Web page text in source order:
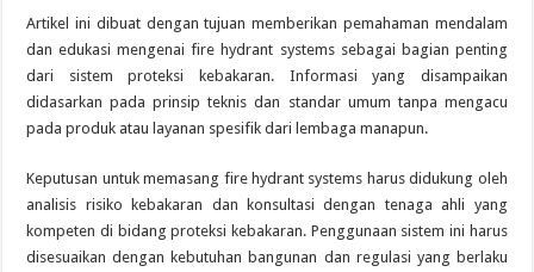
Artikel ini dibuat dengan tujuan memberikan pemahaman mendalam
dan edukasi mengenai fire hydrant systems sebagai bagian penting
dari sistem proteksi kebakaran. Informasi yang disampaikan
didasarkan pada prinsip teknis dan standar umum tanpa mengacu
pada produk atau layanan spesifik dari lembaga manapun.
Keputusan untuk memasang fire hydrant systems harus didukung oleh
analisis risiko kebakaran dan konsultasi dengan tenaga ahli yang
kompeten di bidang proteksi kebakaran. Penggunaan sistem ini harus
disesuaikan dengan kebutuhan bangunan dan regulasi yang berlaku